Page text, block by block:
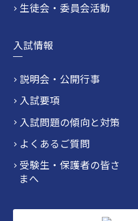
生徒会・委員会活動
入試情報
説明会・公開行事
入試要項
入試問題の傾向と対策
よくあるご質問
受験生・保護者の皆さ
まへ